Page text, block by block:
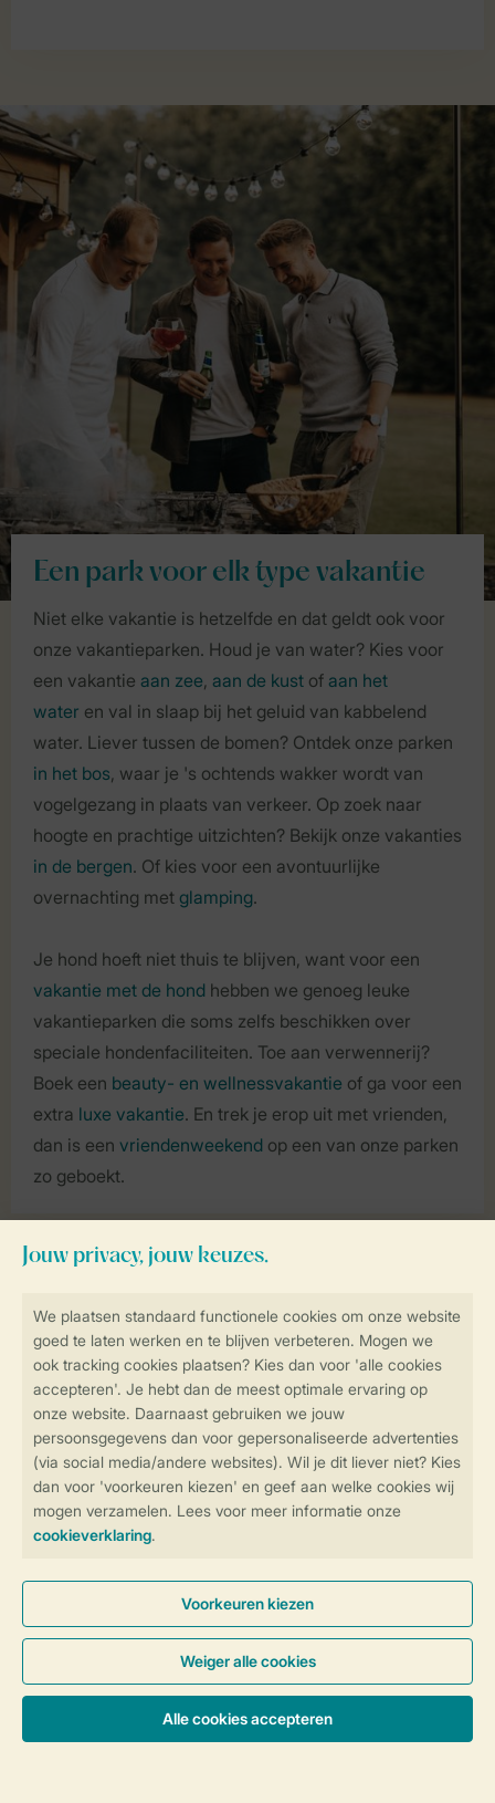
Een park voor elk type vakantie
Niet elke vakantie is hetzelfde en dat geldt ook voor
onze vakantieparken. Houd je van water? Kies voor
een vakantie aan zee, aan de kust of aan het
water en val in slaap bij het geluid van kabbelend
water. Liever tussen de bomen? Ontdek onze parken
in het bos, waar je 's ochtends wakker wordt van
vogelgezang in plaats van verkeer. Op zoek naar
hoogte en prachtige uitzichten? Bekijk onze vakanties
in de bergen. Of kies voor een avontuurlijke
overnachting met glamping.
Je hond hoeft niet thuis te blijven, want voor een
vakantie met de hond hebben we genoeg leuke
vakantieparken die soms zelfs beschikken over
speciale hondenfaciliteiten. Toe aan verwennerij?
Boek een beauty- en wellnessvakantie of ga voor een
extra luxe vakantie. En trek je erop uit met vrienden,
dan is een vriendenweekend op een van onze parken
zo geboekt.
Ontdek de vele faciliteiten en